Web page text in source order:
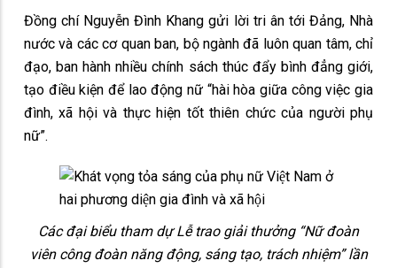
Đồng chí Nguyễn Đình Khang gửi lời tri ân tới Đảng, Nhà
nước và các cơ quan ban, bộ ngành đã luôn quan tâm, chỉ
đạo, ban hành nhiều chính sách thúc đẩy bình đẳng giới,
tạo điều kiện để lao động nữ “hài hòa giữa công việc gia
đình, xã hội và thực hiện tốt thiên chức của người phụ
nữ”.
Các đại biểu tham dự Lễ trao giải thưởng “Nữ đoàn
viên công đoàn năng động, sáng tạo, trách nhiệm” lần